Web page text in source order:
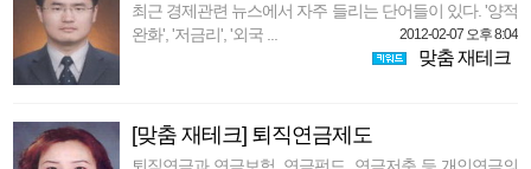
최근 경제관련 뉴스에서 자주 들리는 단어들이 있다. '양적
완화', '저금리', '외국 ...
2012-02-07 오후 8:04
맞춤 재테크
[맞춤 재테크] 퇴직연금제도